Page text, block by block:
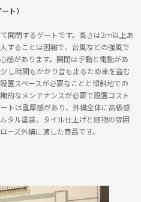
ト）
開閉するゲートです。高さは2ｍ以上あ
することは困難で、台風などの強風で
感があります。開閉は手動と電動があ
し時間もかかり音も出るため車を盗む
置スペースが必要なことと傾斜地での
的なメンテナンスが必要で設置コスト
トは重厚感があり、外構全体に高級感
タル塗装、タイル仕上げと建物の雰囲
ーズ外構に適した商品です。